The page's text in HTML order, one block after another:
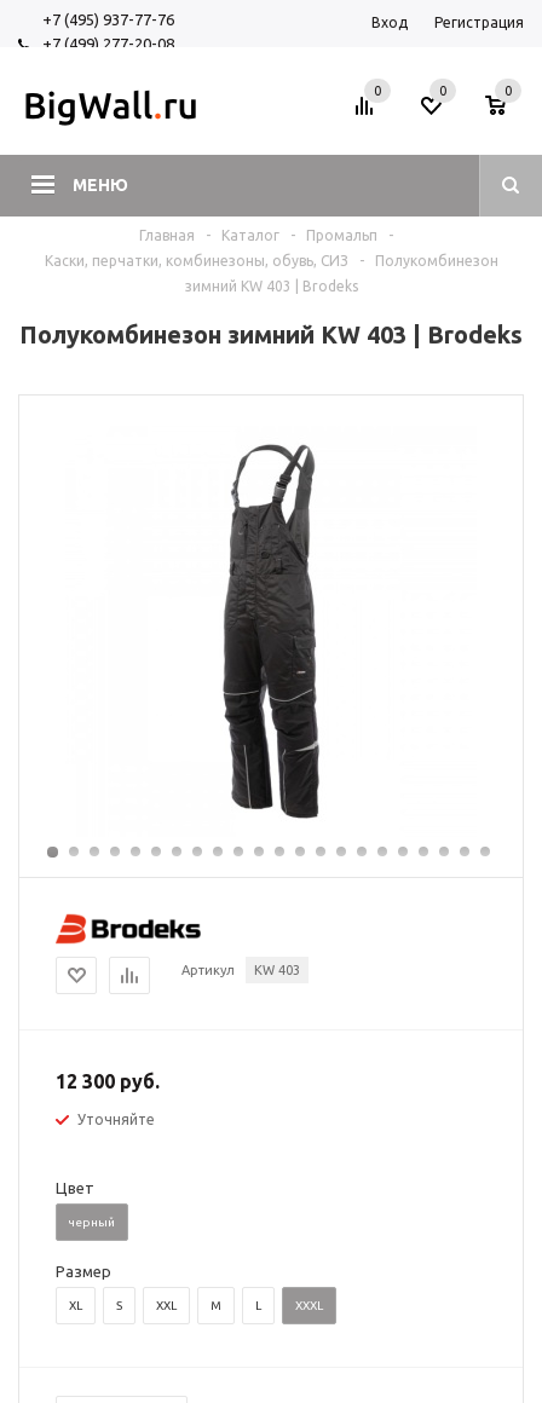
+7 (495) 937-77-76
+7 (499) 277-20-08
Вход Регистрация
МЕНЮ
0 0
0
Главная - Каталог - Промальп
-
Каски, перчатки, комбинезоны, обувь, СИЗ
-
Полукомбинезон
зимний KW 403 | Brodeks
Полукомбинезон зимний KW 403 | Brodeks
Артикул KW 403
12 300 руб.
Уточняйте
Цвет
черный
Размер
XL S XXL M L XXXL